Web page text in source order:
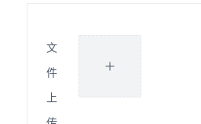
文
件
上